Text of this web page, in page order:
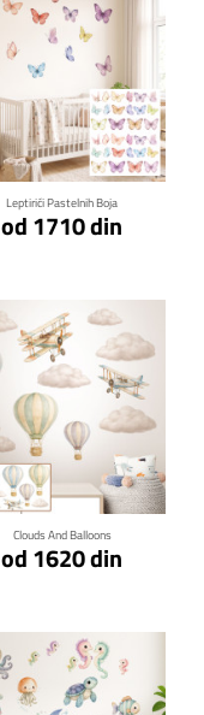
Leptirići Pastelnih Boja
od 1710 din
Klikni za detalje
Clouds And Balloons
od 1620 din
Klikni za detalje